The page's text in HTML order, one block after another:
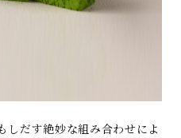
しだす絶妙な組み合わせによ